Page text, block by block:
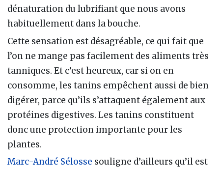
dénaturation du lubrifiant que nous avons
habituellement dans la bouche.
Cette sensation est désagréable, ce qui fait que
l’on ne mange pas facilement des aliments très
tanniques. Et c’est heureux, car si on en
consomme, les tanins empêchent aussi de bien
digérer, parce qu’ils s’attaquent également aux
protéines digestives. Les tanins constituent
donc une protection importante pour les
plantes.
Marc-André Sélosse souligne d’ailleurs qu’il est